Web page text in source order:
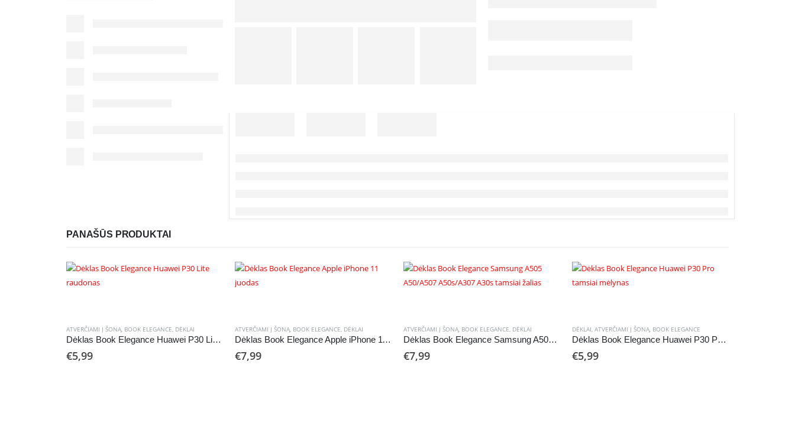
PANAŠŪS PRODUKTAI
ATVERČIAMI Į ŠONĄ, BOOK ELEGANCE, DĖKLAI
Dėklas Book Elegance Huawei P30 Lite raudonas
€5,99
ATVERČIAMI Į ŠONĄ, BOOK ELEGANCE, DĖKLAI
Dėklas Book Elegance Apple iPhone 11 juodas
€7,99
ATVERČIAMI Į ŠONĄ, BOOK ELEGANCE, DĖKLAI
Dėklas Book Elegance Samsung A505 A50/A507 A50s/A307 A30s tamsiai žalias
€7,99
DĖKLAI, ATVERČIAMI Į ŠONĄ, BOOK ELEGANCE
Dėklas Book Elegance Huawei P30 Pro tamsiai mėlynas
€5,99